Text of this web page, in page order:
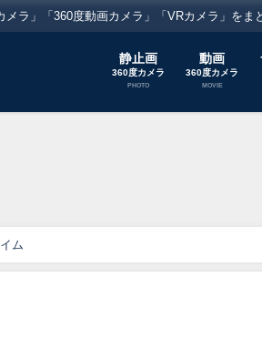
ラ」「360度動画カメラ」「VRカメラ」をま
静止画
360度カメラ
PHOTO
動画
360度カメラ
MOVIE
ム